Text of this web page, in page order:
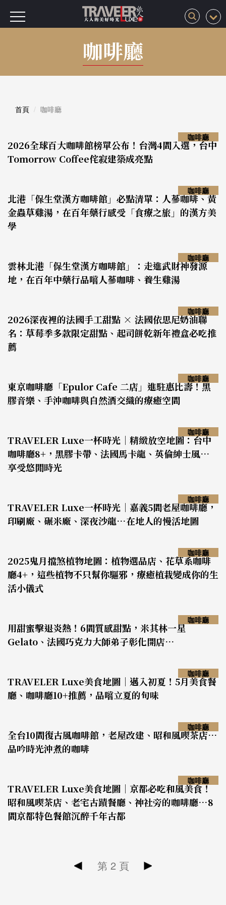
咖啡廳
首頁 咖啡廳
2026全球百大咖啡館榜單公布！台灣4間入選，台中
Tomorrow Coffee侘寂建築成亮點
咖啡廳
北港「保生堂漢方咖啡館」必點清單：人蔘咖啡、黃
金蟲草雞湯，在百年藥行感受「食療之旅」的漢方美
學
咖啡廳
雲林北港「保生堂漢方咖啡館」：走進武財神發源
地，在百年中藥行品嚐人蔘咖啡、養生雞湯
咖啡廳
2026深夜裡的法國手工甜點 × 法國依思尼奶油聯
名：草莓季多款限定甜點、起司餅乾新年禮盒必吃推
薦
咖啡廳
東京咖啡廳「Epulor Cafe 二店」進駐惠比壽！黑
膠音樂、手沖咖啡與自然酒交織的療癒空間
咖啡廳
TRAVELER Luxe一杯時光｜精緻放空地圖：台中
咖啡廳8+，黑膠卡帶、法國馬卡龍、英倫紳士風…
享受悠閒時光
咖啡廳
TRAVELER Luxe一杯時光｜嘉義5間老屋咖啡廳，
印刷廠、碾米廠、深夜沙龍…在地人的慢活地圖
咖啡廳
2025鬼月擋煞植物地圖：植物選品店、花草系咖啡
廳4+，這些植物不只幫你驅邪，療癒植栽變成你的生
活小儀式
咖啡廳
用甜蜜擊退炎熱！6間質感甜點，米其林一星
Gelato、法國巧克力大師弟子彰化開店…
咖啡廳
TRAVELER Luxe美食地圖｜邁入初夏！5月美食餐
廳、咖啡廳10+推薦，品嚐立夏的旬味
咖啡廳
全台10間復古風咖啡館，老屋改建、昭和風喫茶店…
品吟時光沖煮的咖啡
咖啡廳
TRAVELER Luxe美食地圖｜京都必吃和風美食！
昭和風喫茶店、老宅古蹟餐廳、神社旁的咖啡廳…8
間京都特色餐館沉醉千年古都
咖啡廳
第 2 頁